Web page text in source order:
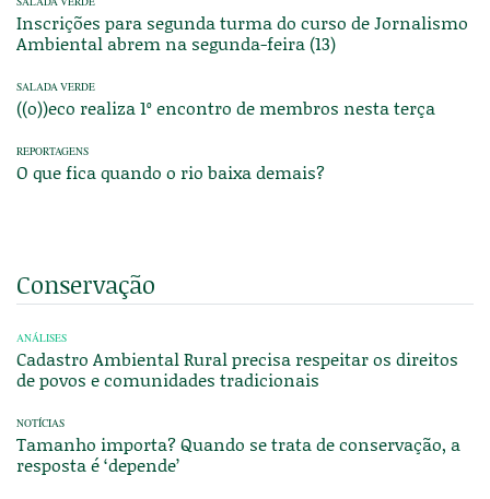
Inscrições para segunda turma do curso de Jornalismo
Ambiental abrem na segunda-feira (13)
SALADA VERDE
((o))eco realiza 1º encontro de membros nesta terça
REPORTAGENS
O que fica quando o rio baixa demais?
Conservação
ANÁLISES
Cadastro Ambiental Rural precisa respeitar os direitos
de povos e comunidades tradicionais
NOTÍCIAS
Tamanho importa? Quando se trata de conservação, a
resposta é ‘depende’